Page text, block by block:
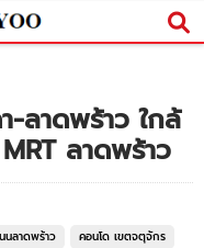
ลาดพร้าว ใกล้
ลาดพร้าว
นลาดพร้าว
คอนโด เขตจตุจักร